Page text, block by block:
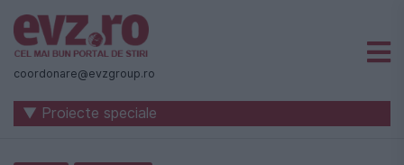
Știri
naționale
internaționale
coordonare@evzgroup.ro
▼ Proiecte speciale